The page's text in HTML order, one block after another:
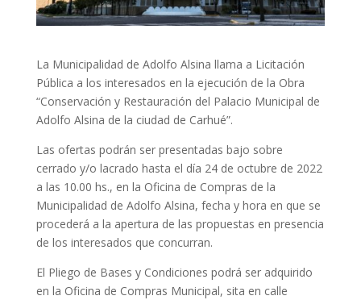
La Municipalidad de Adolfo Alsina llama a Licitación
Pública a los interesados en la ejecución de la Obra
“Conservación y Restauración del Palacio Municipal de
Adolfo Alsina de la ciudad de Carhué”.
Las ofertas podrán ser presentadas bajo sobre
cerrado y/o lacrado hasta el día 24 de octubre de 2022
a las 10.00 hs., en la Oficina de Compras de la
Municipalidad de Adolfo Alsina, fecha y hora en que se
procederá a la apertura de las propuestas en presencia
de los interesados que concurran.
El Pliego de Bases y Condiciones podrá ser adquirido
en la Oficina de Compras Municipal, sita en calle